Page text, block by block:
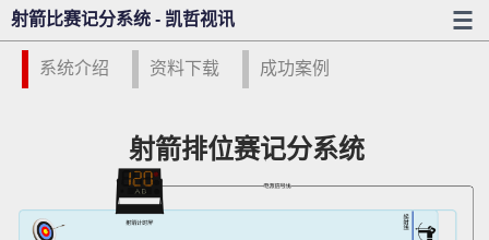
射箭比赛记分系统 - 凯哲视讯
系统介绍 资料下载 成功案例
射箭排位赛记分系统